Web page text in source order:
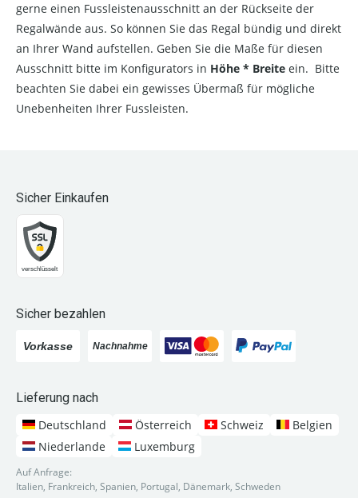
gerne einen Fussleistenausschnitt an der Rückseite der
Regalwände aus. So können Sie das Regal bündig und direkt
an Ihrer Wand aufstellen. Geben Sie die Maße für diesen
Ausschnitt bitte im Konfigurators in Höhe * Breite ein. Bitte
beachten Sie dabei ein gewisses Übermaß für mögliche
Unebenheiten Ihrer Fussleisten.
Sicher Einkaufen
Sicher bezahlen
Lieferung nach
Deutschland
Österreich Schweiz
Belgien
Niederlande
Luxemburg
Auf Anfrage:
Italien, Frankreich, Spanien, Portugal, Dänemark, Schweden